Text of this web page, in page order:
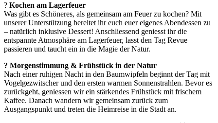
? Kochen am Lagerfeuer
Was gibt es Schöneres, als gemeinsam am Feuer zu kochen? Mit
unserer Unterstützung bereitet ihr euch euer eigenes Abendessen zu
– natürlich inklusive Dessert! Anschliessend geniesst ihr die
entspannte Atmosphäre am Lagerfeuer, lasst den Tag Revue
passieren und taucht ein in die Magie der Natur.
? Morgenstimmung & Frühstück in der Natur
Nach einer ruhigen Nacht in den Baumwipfeln beginnt der Tag mit
Vogelgezwitscher und den ersten warmen Sonnenstrahlen. Bevor es
zurückgeht, geniessen wir ein stärkendes Frühstück mit frischem
Kaffee. Danach wandern wir gemeinsam zurück zum
Ausgangspunkt und treten die Heimreise in die Stadt an.